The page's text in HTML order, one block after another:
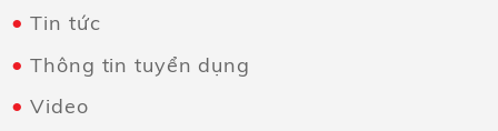
Tin tức
Thông tin tuyển dụng
Video